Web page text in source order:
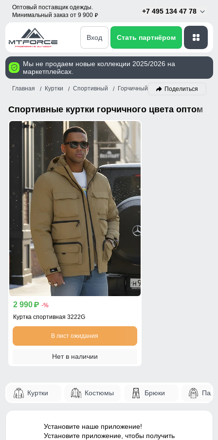
Оптовый поставщик одежды.
Минимальный заказ от 9 900 p
+7 495 134 47 78
Вход Стать партнёром
Мы не продаем новые коллекции 2025/2026 на
маркетплейсах.
Главная Куртки Спортивный Горчичный Поделиться
Спортивные куртки горчичного цвета оптом
2 990 p -%
Куртка спортивная 3222G
В лист ожидания
Нет в наличии
Куртки Костюмы Брюки
Установите наше приложение!
Установите приложение, чтобы получить